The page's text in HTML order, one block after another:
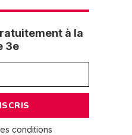
à la
3e
conditions